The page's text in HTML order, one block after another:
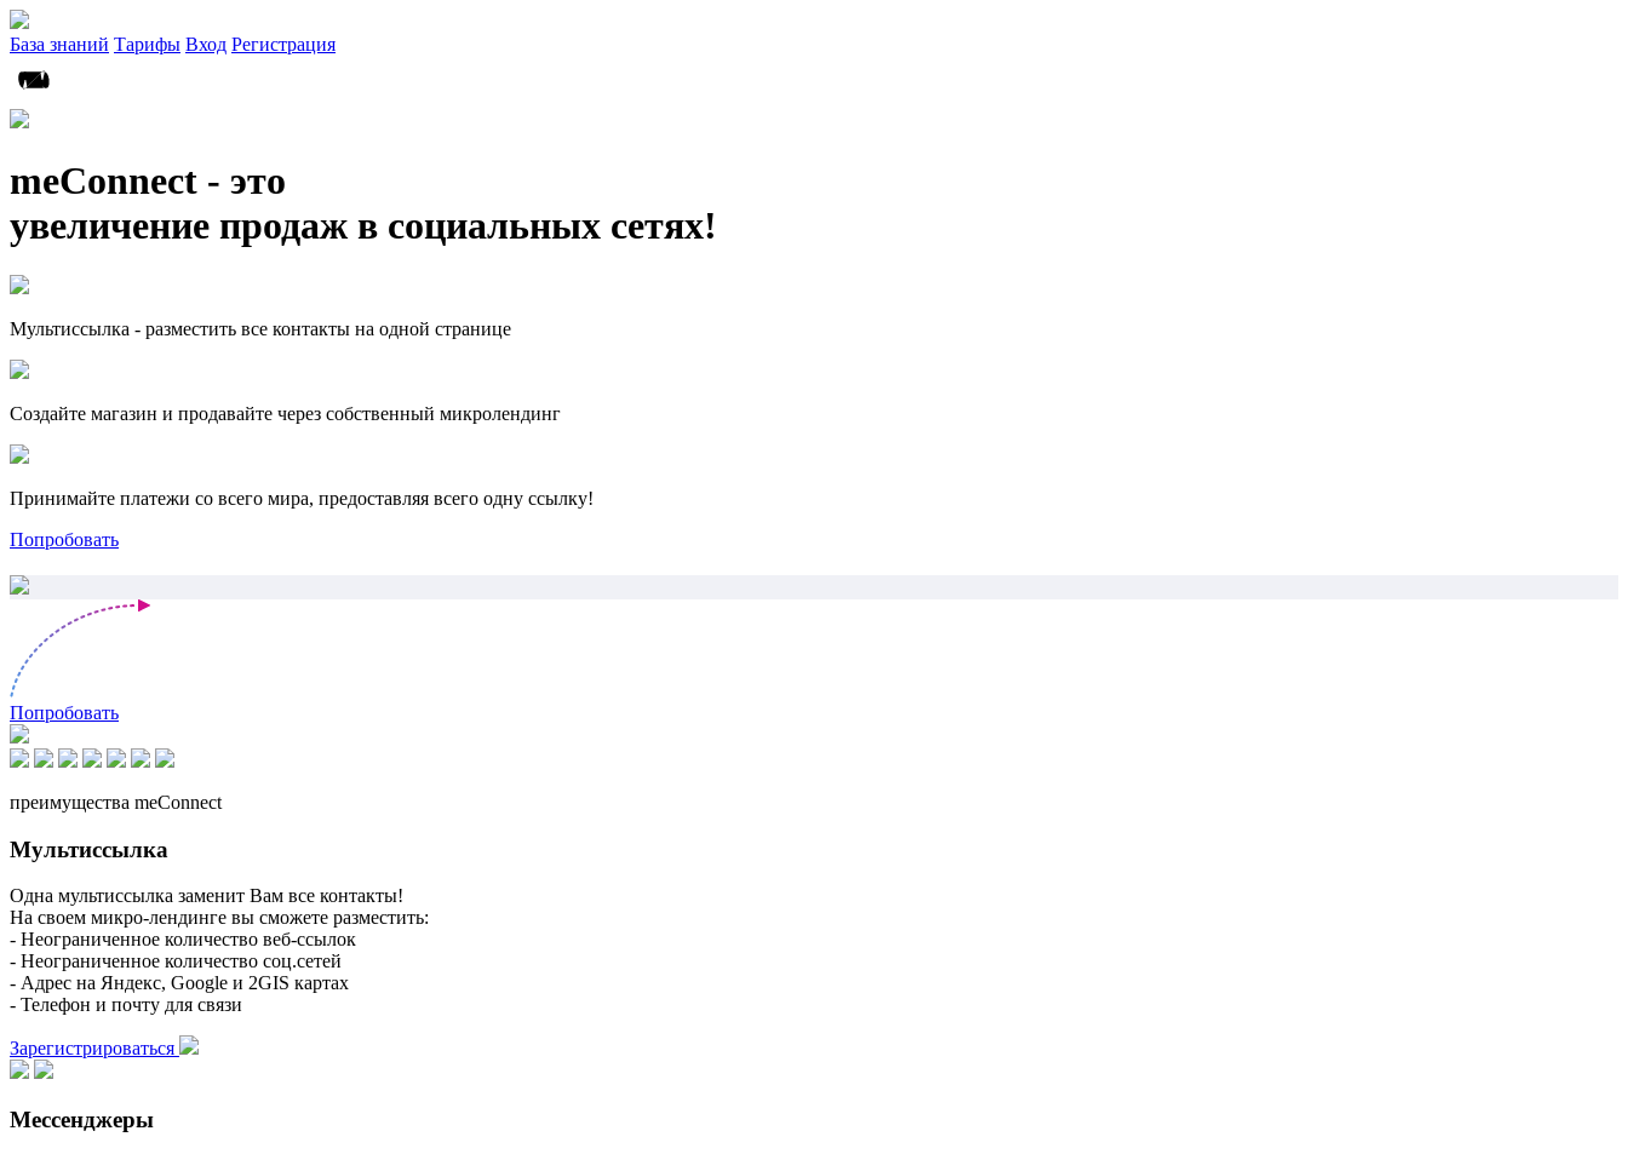
База знаний Тарифы Вход Регистрация
meConnect - это
увеличение продаж в социальных сетях!
Мультиссылка - разместить все контакты на одной странице
Создайте магазин и продавайте через собственный микролендинг
Принимайте платежи со всего мира, предоставляя всего одну ссылку!
Попробовать
Попробовать
преимущества meConnect
Мультиссылка
Одна мультиссылка заменит Вам все контакты!
На своем микро-лендинге вы сможете разместить:
- Неограниченное количество веб-ссылок
- Неограниченное количество соц.сетей
- Адрес на Яндекс, Google и 2GIS картах
- Телефон и почту для связи
Зарегистрироваться
Мессенджеры